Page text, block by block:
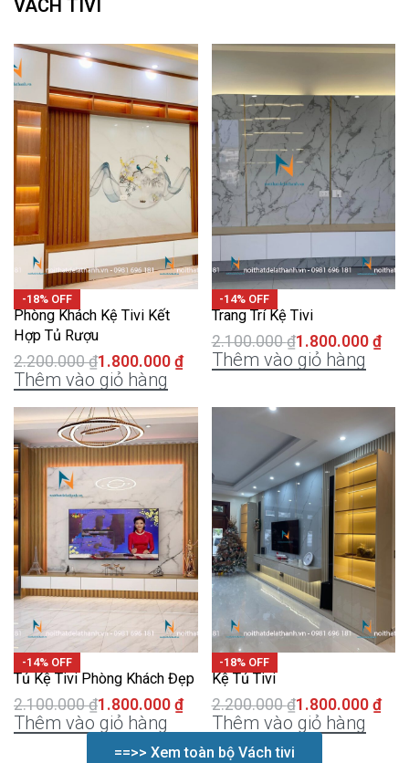
VÁCH TIVI
-18% OFF
Phòng Khách Kệ Tivi Kết
Hợp Tủ Rượu
2.200.000₫1.800.000 ₫
Thêm vào giỏ hàng
-14% OFF
Trang Trí Kệ Tivi
2.100.000₫1.800.000 ₫
Thêm vào giỏ hàng
-14% OFF
Tủ Kệ Tivi Phòng Khách Đẹp
2.100.000₫1.800.000 ₫
Thêm vào giỏ hàng
-18% OFF
Kệ Tủ Tivi
2.200.000₫1.800.000 ₫
Thêm vào giỏ hàng
==>> Xem toàn bộ Vách tivi